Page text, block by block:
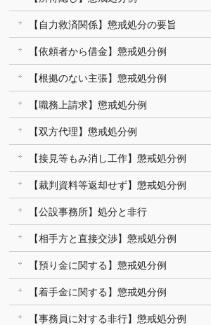
【自力救済関係】懲戒処分の要旨
【依頼者から借金】懲戒処分例
【根拠のない主張】懲戒処分例
【職務上請求】懲戒処分例
【双方代理】懲戒処分例
【接見等もみ消し工作】懲戒処分例
【裁判資料等返却せず】懲戒処分例
【公設事務所】処分と非行
【相手方と直接交渉】懲戒処分例
【預り金に関する】懲戒処分例
【着手金に関する】懲戒処分例
【事務員に対する非行】懲戒処分例